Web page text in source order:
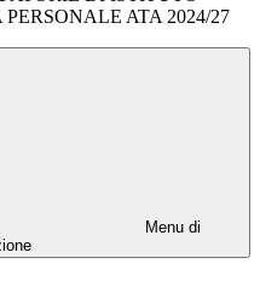
ATA 2024/27
Menu di